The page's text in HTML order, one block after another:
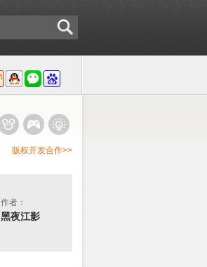
版权开发合作>>
作者：
黑夜江影